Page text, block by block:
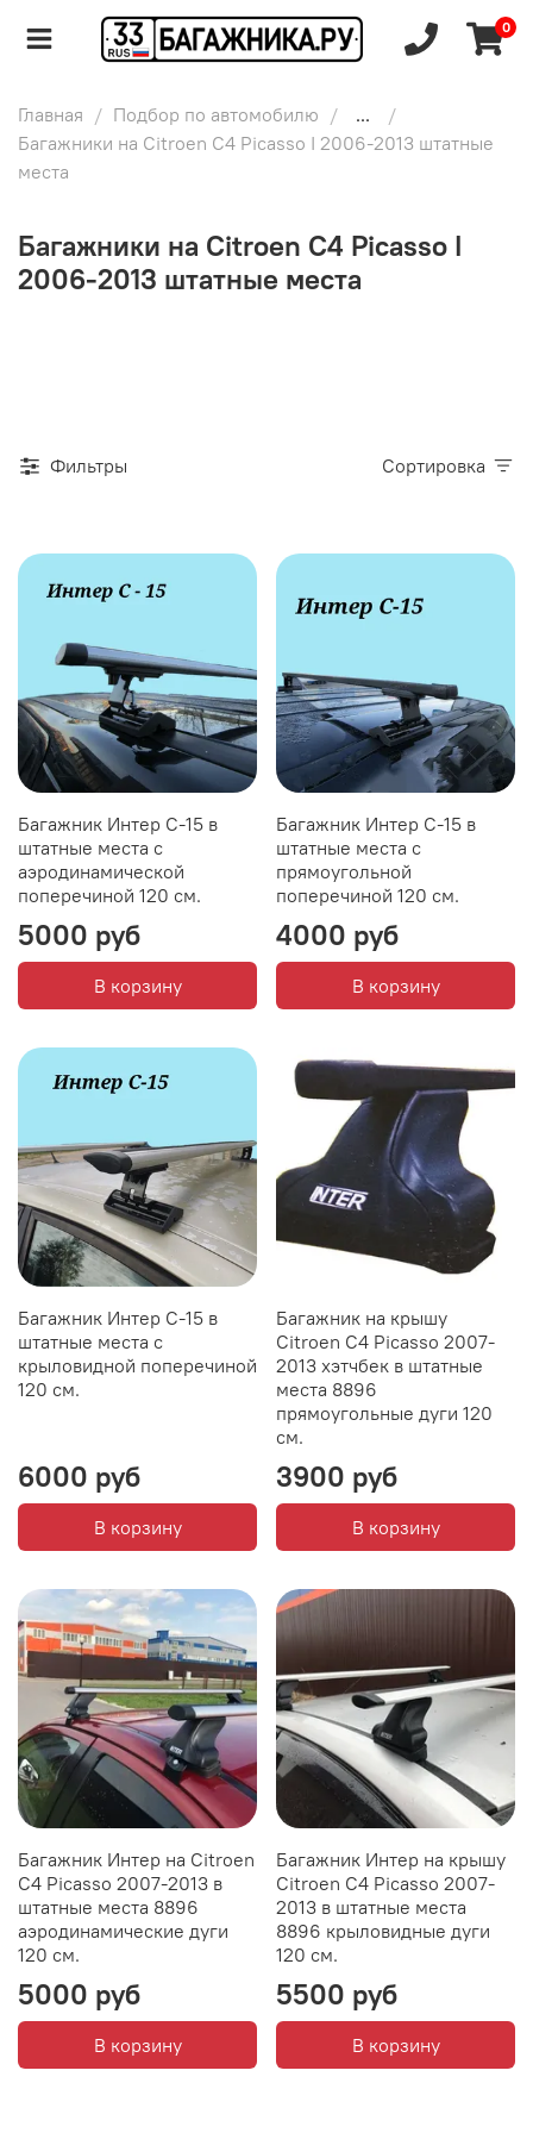
0
Главная Подбор по автомобилю
...
Багажники на Citroen C4 Picasso I 2006-2013 штатные
места
Багажники на Citroen C4 Picasso I
2006-2013 штатные места
Фильтры Сортировка
Багажник Интер С-15 в
штатные места с
аэродинамической
поперечиной 120 см.
5000 руб
В корзину
Багажник Интер С-15 в
штатные места с
прямоугольной
поперечиной 120 см.
4000 руб
В корзину
Багажник Интер С-15 в
штатные места с
крыловидной поперечиной
120 см.
6000 руб
В корзину
Багажник на крышу
Citroen C4 Picasso 2007-
2013 хэтчбек в штатные
места 8896
прямоугольные дуги 120
см.
3900 руб
В корзину
Багажник Интер на Citroen
C4 Picasso 2007-2013 в
штатные места 8896
аэродинамические дуги
120 см.
5000 руб
В корзину
Багажник Интер на крышу
Citroen C4 Picasso 2007-
2013 в штатные места
8896 крыловидные дуги
120 см.
5500 руб
В корзину